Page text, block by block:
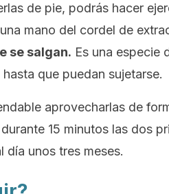
de pie, podrás hacer
mano del cordel de
se salgan. Es una especie
que puedan sujetarse.
aprovecharlas de
15 minutos las dos
día unos tres meses.